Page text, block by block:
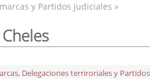
y Partidos Judiciales »
Cheles
Delegaciones terriroriales y Partidos